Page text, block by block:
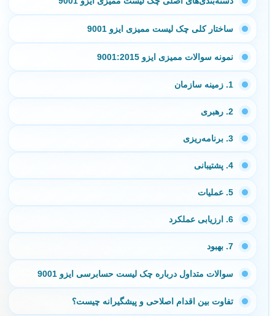
ساختار کلی چک لیست ممیزی ایزو 9001
نمونه سوالات ممیزی ایزو 9001:2015
1. زمینه سازمان
2. رهبری
3. برنامه‌ریزی
4. پشتیبانی
5. عملیات
6. ارزیابی عملکرد
7. بهبود
سوالات متداول درباره چک لیست حسابرسی ایزو 9001
تفاوت بین اقدام اصلاحی و پیشگیرانه چیست؟